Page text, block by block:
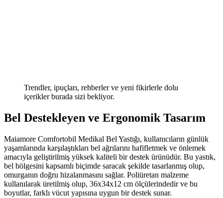
Trendler, ipuçları, rehberler ve yeni fikirlerle dolu
içerikler burada sizi bekliyor.
Bel Destekleyen ve Ergonomik Tasarım
Maiamore Comfortobil Medikal Bel Yastığı, kullanıcıların günlük
yaşamlarında karşılaştıkları bel ağrılarını hafifletmek ve önlemek
amacıyla geliştirilmiş yüksek kaliteli bir destek ürünüdür. Bu yastık,
bel bölgesini kapsamlı biçimde saracak şekilde tasarlanmış olup,
omurganın doğru hizalanmasını sağlar. Poliüretan malzeme
kullanılarak üretilmiş olup, 36x34x12 cm ölçülerindedir ve bu
boyutlar, farklı vücut yapısına uygun bir destek sunar.